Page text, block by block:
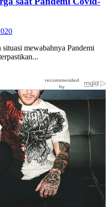
mewabahnya Pandemi